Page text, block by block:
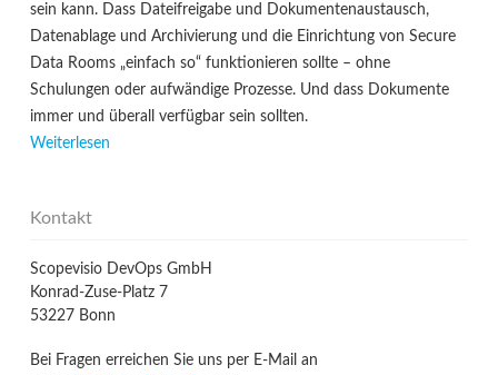
sein kann. Dass Dateifreigabe und Dokumentenaustausch,
Datenablage und Archivierung und die Einrichtung von Secure
Data Rooms „einfach so“ funktionieren sollte – ohne
Schulungen oder aufwändige Prozesse. Und dass Dokumente
immer und überall verfügbar sein sollten.
Weiterlesen
Kontakt
Scopevisio DevOps GmbH
Konrad-Zuse-Platz 7
53227 Bonn
Bei Fragen erreichen Sie uns per E-Mail an